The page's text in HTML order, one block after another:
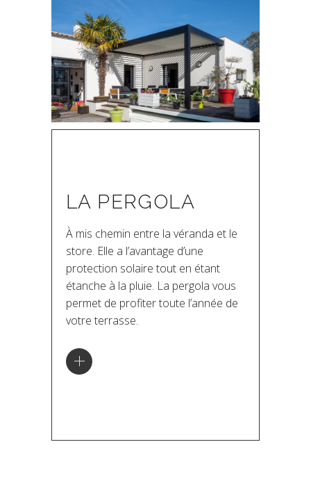
LA PERGOLA
À mis chemin entre la véranda et le
store. Elle a l’avantage d’une
protection solaire tout en étant
étanche à la pluie. La pergola vous
permet de profiter toute l’année de
votre terrasse.